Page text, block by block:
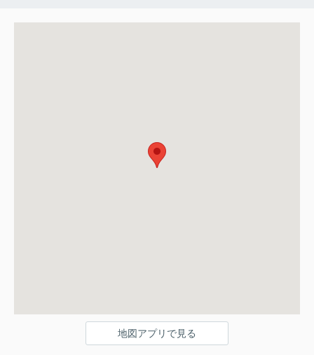
地図アプリで見る